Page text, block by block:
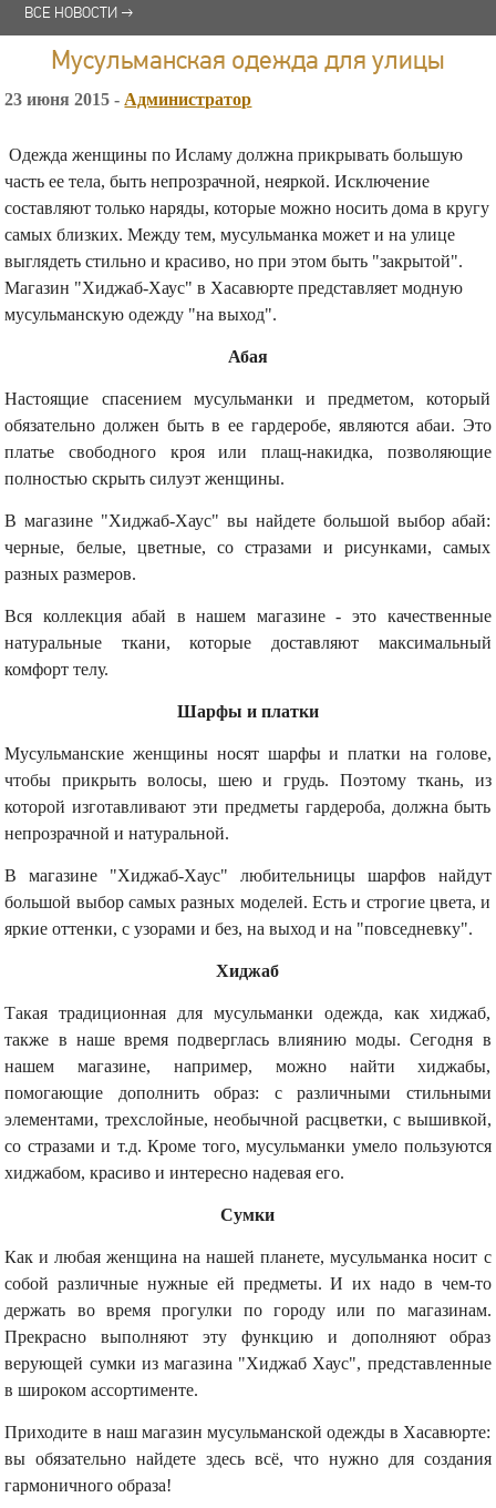
ВСЕ НОВОСТИ →
Мусульманская одежда для улицы
23 июня 2015 - Администратор
Одежда женщины по Исламу должна прикрывать большую
часть ее тела, быть непрозрачной, неяркой. Исключение
составляют только наряды, которые можно носить дома в кругу
самых близких. Между тем, мусульманка может и на улице
выглядеть стильно и красиво, но при этом быть "закрытой".
Магазин "Хиджаб-Хаус" в Хасавюрте представляет модную
мусульманскую одежду "на выход".
Абая
Настоящие спасением мусульманки и предметом, который
обязательно должен быть в ее гардеробе, являются абаи. Это
платье свободного кроя или плащ-накидка, позволяющие
полностью скрыть силуэт женщины.
В магазине "Хиджаб-Хаус" вы найдете большой выбор абай:
черные, белые, цветные, со стразами и рисунками, самых
разных размеров.
Вся коллекция абай в нашем магазине - это качественные
натуральные ткани, которые доставляют максимальный
комфорт телу.
Шарфы и платки
Мусульманские женщины носят шарфы и платки на голове,
чтобы прикрыть волосы, шею и грудь. Поэтому ткань, из
которой изготавливают эти предметы гардероба, должна быть
непрозрачной и натуральной.
В магазине "Хиджаб-Хаус" любительницы шарфов найдут
большой выбор самых разных моделей. Есть и строгие цвета, и
яркие оттенки, с узорами и без, на выход и на "повседневку".
Хиджаб
Такая традиционная для мусульманки одежда, как хиджаб,
также в наше время подверглась влиянию моды. Сегодня в
нашем магазине, например, можно найти хиджабы,
помогающие дополнить образ: с различными стильными
элементами, трехслойные, необычной расцветки, с вышивкой,
со стразами и т.д. Кроме того, мусульманки умело пользуются
хиджабом, красиво и интересно надевая его.
Сумки
Как и любая женщина на нашей планете, мусульманка носит с
собой различные нужные ей предметы. И их надо в чем-то
держать во время прогулки по городу или по магазинам.
Прекрасно выполняют эту функцию и дополняют образ
верующей сумки из магазина "Хиджаб Хаус", представленные
в широком ассортименте.
Приходите в наш магазин мусульманской одежды в Хасавюрте:
вы обязательно найдете здесь всё, что нужно для создания
гармоничного образа!